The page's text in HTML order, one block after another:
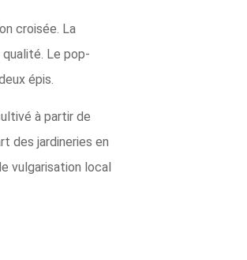
croisée. La
Le pop-
épis.
à partir de
des jardineries en
vulgarisation local